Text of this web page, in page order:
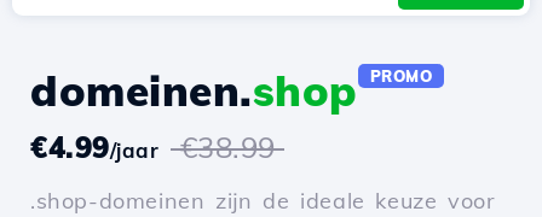
domeinen.shop PROMO
€4.99/jaar €38.99
.shop-domeinen zijn de ideale keuze voor